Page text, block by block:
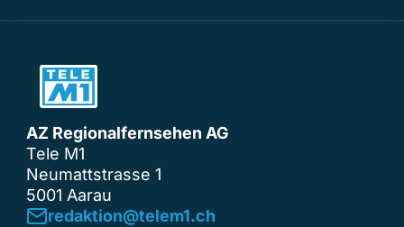
AZ Regionalfernsehen AG
Tele M1
Neumattstrasse 1
5001 Aarau
redaktion@telem1.ch